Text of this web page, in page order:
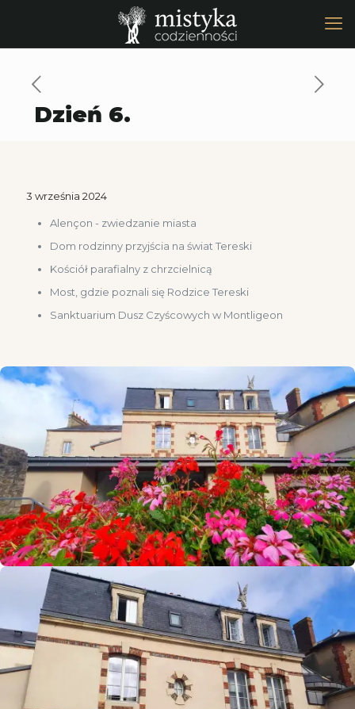
Dzień 6.
3 września 2024
Alençon - zwiedzanie miasta
Dom rodzinny przyjścia na świat Tereski
Kościół parafialny z chrzcielnicą
Most, gdzie poznali się Rodzice Tereski
Sanktuarium Dusz Czyścowych w Montligeon